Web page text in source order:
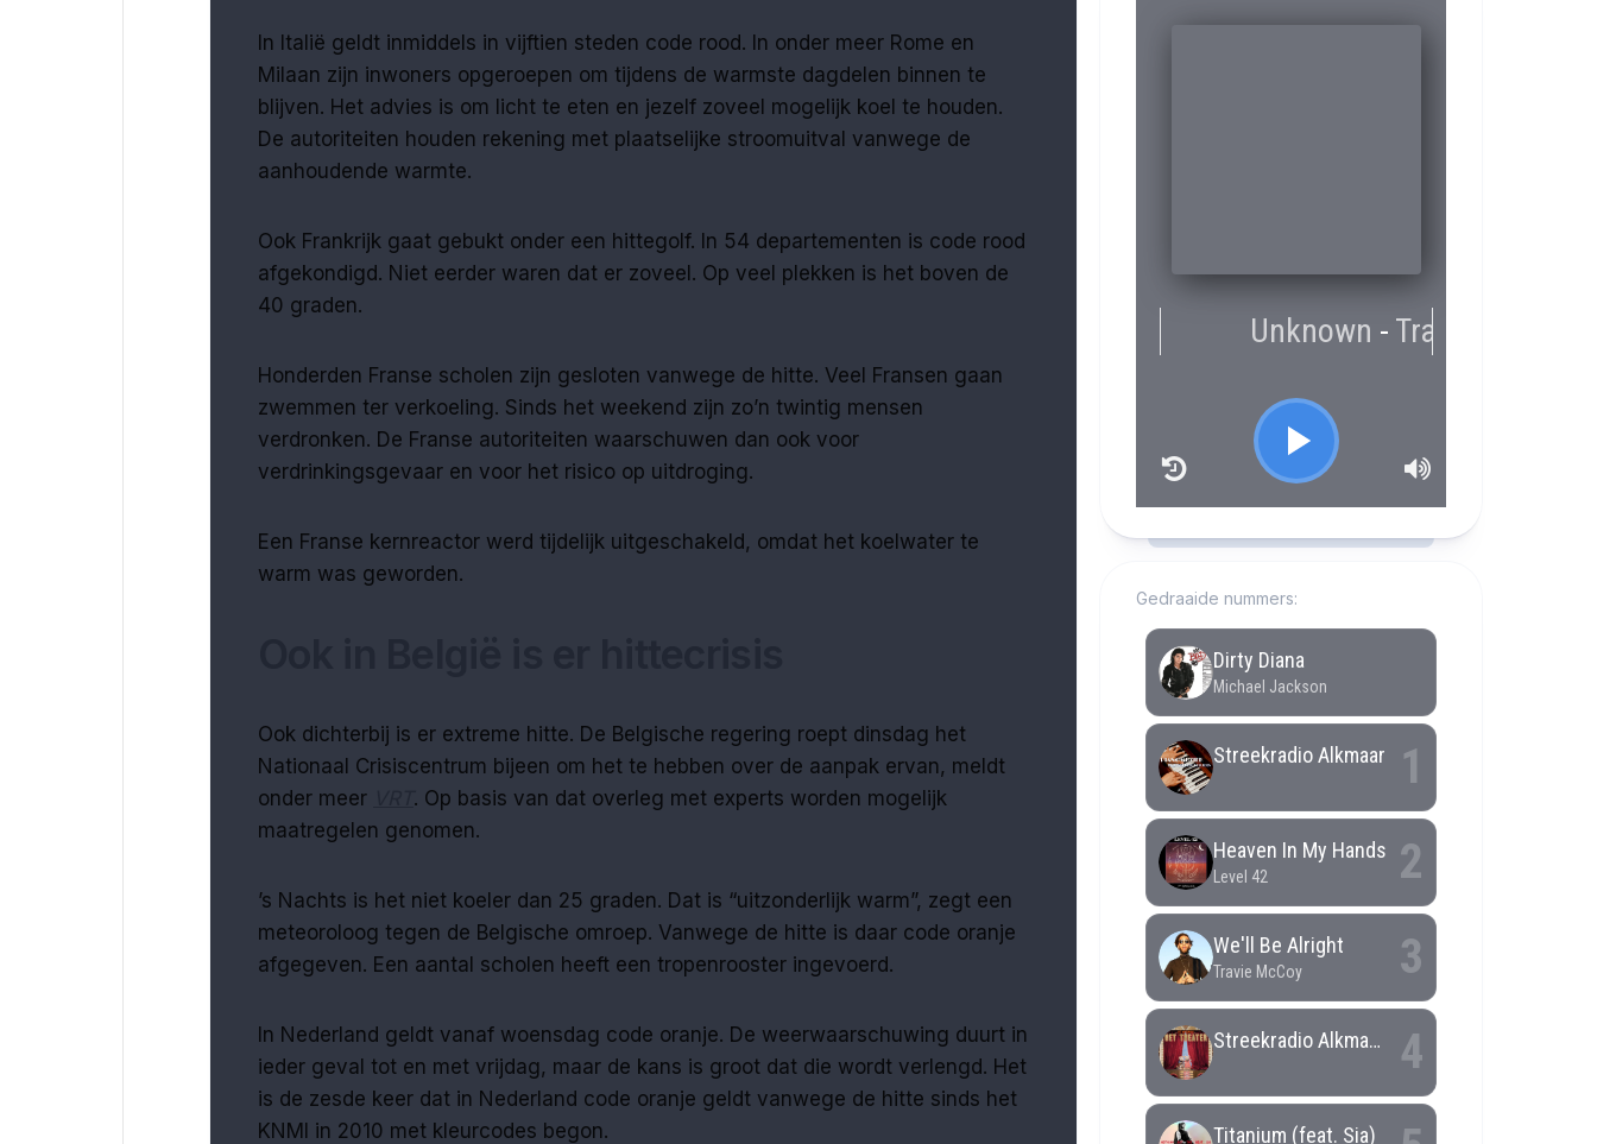
In Italië geldt inmiddels in vijftien steden code rood. In onder meer Rome en
Milaan zijn inwoners opgeroepen om tijdens de warmste dagdelen binnen te
blijven. Het advies is om licht te eten en jezelf zoveel mogelijk koel te houden.
De autoriteiten houden rekening met plaatselijke stroomuitval vanwege de
aanhoudende warmte.
Ook Frankrijk gaat gebukt onder een hittegolf. In 54 departementen is code rood
afgekondigd. Niet eerder waren dat er zoveel. Op veel plekken is het boven de
40 graden.
Honderden Franse scholen zijn gesloten vanwege de hitte. Veel Fransen gaan
zwemmen ter verkoeling. Sinds het weekend zijn zo’n twintig mensen
verdronken. De Franse autoriteiten waarschuwen dan ook voor
verdrinkingsgevaar en voor het risico op uitdroging.
Een Franse kernreactor werd tijdelijk uitgeschakeld, omdat het koelwater te
warm was geworden.
Ook dichterbij is er extreme hitte. De Belgische regering roept dinsdag het
Nationaal Crisiscentrum bijeen om het te hebben over de aanpak ervan, meldt
onder meer
. Op basis van dat overleg met experts worden mogelijk
maatregelen genomen.
’s Nachts is het niet koeler dan 25 graden. Dat is “uitzonderlijk warm”, zegt een
meteoroloog tegen de Belgische omroep. Vanwege de hitte is daar code oranje
afgegeven. Een aantal scholen heeft een tropenrooster ingevoerd.
In Nederland geldt vanaf woensdag code oranje. De weerwaarschuwing duurt in
ieder geval tot en met vrijdag, maar de kans is groot dat die wordt verlengd. Het
is de zesde keer dat in Nederland code oranje geldt vanwege de hitte sinds het
KNMI in 2010 met kleurcodes begon.
Gedraaide nummers: